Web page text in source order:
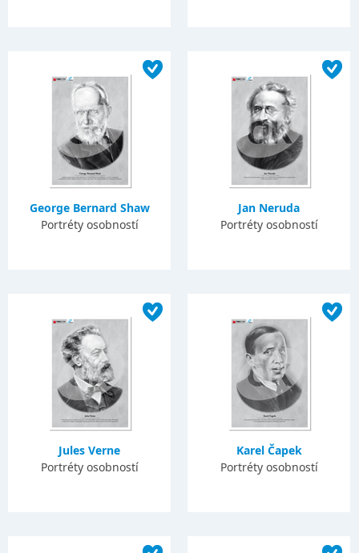
George Bernard Shaw
Portréty osobností
Jan Neruda
Portréty osobností
Jules Verne
Portréty osobností
Karel Čapek
Portréty osobností